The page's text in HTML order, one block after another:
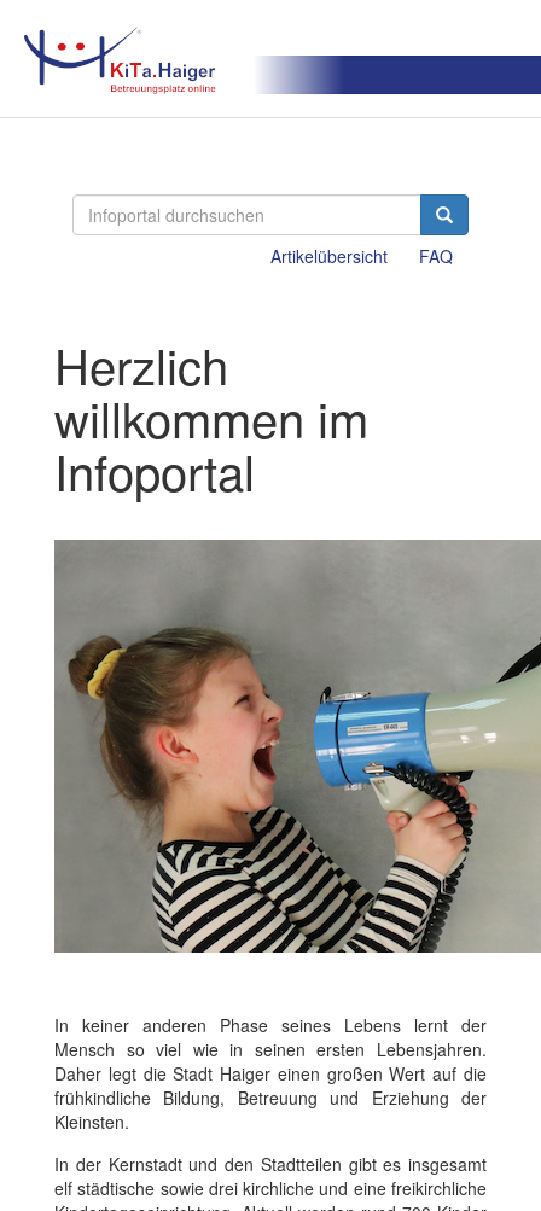
FAQ
Artikelübersicht
Herzlich
willkommen im
Infoportal
In keiner anderen Phase seines Lebens lernt der
Mensch so viel wie in seinen ersten Lebensjahren.
Daher legt die Stadt Haiger einen großen Wert auf die
frühkindliche Bildung, Betreuung und Erziehung der
Kleinsten.
In der Kernstadt und den Stadtteilen gibt es insgesamt
elf städtische sowie drei kirchliche und eine freikirchliche